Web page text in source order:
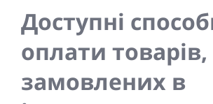
Доступні
оплати товарів,
замовлених в